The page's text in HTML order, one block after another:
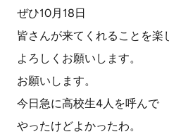
ぜひ10月18日
皆さんが来てくれることを楽
よろしくお願いします。
お願いします。
今日急に高校生4人を呼んで
やったけどよかったわ。